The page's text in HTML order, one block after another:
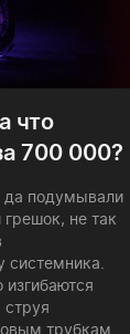
что
700 000?
да подумывали
не так
системника.
изгибаются
трубкам...